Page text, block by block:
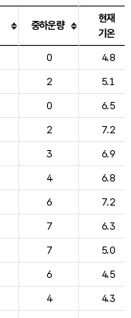
람, 기압등을 안내한 표입
중하운량
현재
기온
0
4.8
2
5.1
0
6.5
2
7.2
3
6.9
4
6.8
6
7.2
7
6.3
7
5.0
6
4.5
4
4.3